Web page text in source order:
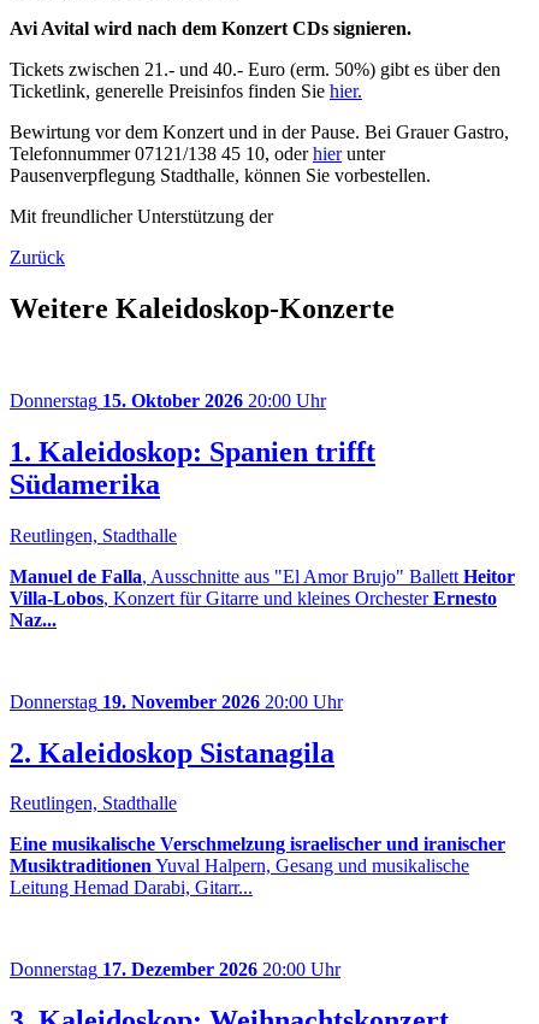
Avi Avital wird nach dem Konzert CDs signieren.
Tickets zwischen 21.- und 40.- Euro (erm. 50%) gibt es über den
Ticketlink, generelle Preisinfos finden Sie hier.
Bewirtung vor dem Konzert und in der Pause. Bei Grauer Gastro,
Telefonnummer 07121/138 45 10, oderhierunter
Pausenverpflegung Stadthalle, können Sie vorbestellen.
Mit freundlicher Unterstützung der
Zurück
Weitere Kaleidoskop-Konzerte
Donnerstag 15. Oktober 2026 20:00 Uhr
1. Kaleidoskop: Spanien trifft
Südamerika
Reutlingen, Stadthalle
Manuel de Falla, Ausschnitte aus "El Amor Brujo" Ballett Heitor
Villa-Lobos, Konzert für Gitarre und kleines OrchesterErnesto
Naz...
Donnerstag 19. November 2026 20:00 Uhr
2. Kaleidoskop Sistanagila
Reutlingen, Stadthalle
Eine musikalische Verschmelzung israelischer und iranischer
MusiktraditionenYuval Halpern, Gesang und musikalische
Leitung Hemad Darabi, Gitarr...
Donnerstag 17. Dezember 2026 20:00 Uhr